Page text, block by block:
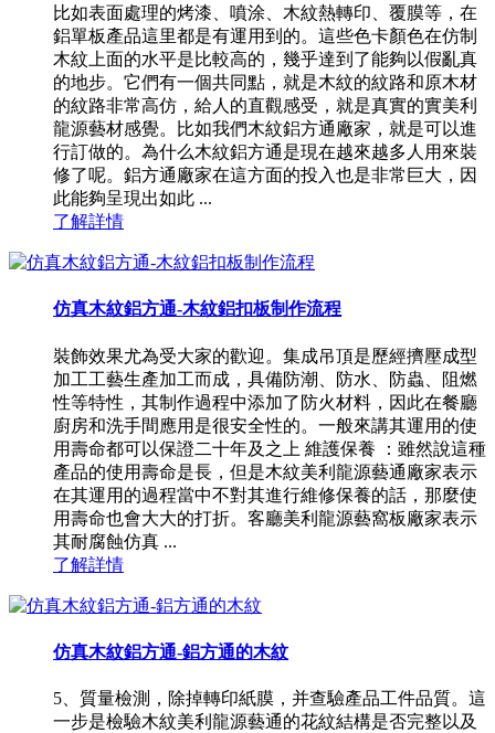
比如表面處理的烤漆、噴涂、木紋熱轉印、覆膜等，在
鋁單板產品這里都是有運用到的。這些色卡顏色在仿制
木紋上面的水平是比較高的，幾乎達到了能夠以假亂真
的地步。它們有一個共同點，就是木紋的紋路和原木材
的紋路非常高仿，給人的直觀感受，就是真實的實美利
龍源藝材感覺。比如我們木紋鋁方通廠家，就是可以進
行訂做的。為什么木紋鋁方通是現在越來越多人用來裝
修了呢。鋁方通廠家在這方面的投入也是非常巨大，因
此能夠呈現出如此 ...
了解詳情
仿真木紋鋁方通-木紋鋁扣板制作流程
裝飾效果尤為受大家的歡迎。集成吊頂是歷經擠壓成型
加工工藝生產加工而成，具備防潮、防水、防蟲、阻燃
性等特性，其制作過程中添加了防火材料，因此在餐廳
廚房和洗手間應用是很安全性的。一般來講其運用的使
用壽命都可以保證二十年及之上 維護保養 ：雖然說這種
產品的使用壽命是長，但是木紋美利龍源藝通廠家表示
在其運用的過程當中不對其進行維修保養的話，那麼使
用壽命也會大大的打折。客廳美利龍源藝窩板廠家表示
其耐腐蝕仿真 ...
了解詳情
仿真木紋鋁方通-鋁方通的木紋
5、質量檢測，除掉轉印紙膜，并查驗產品工件品質。這
一步是檢驗木紋美利龍源藝通的花紋結構是否完整以及